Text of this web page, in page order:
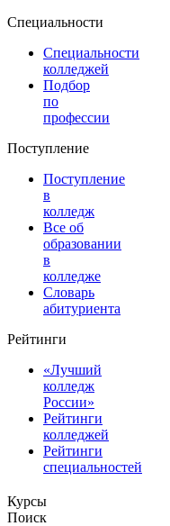
Специальности
Специальности
колледжей
Подбор
по
профессии
Поступление
Поступление
в
колледж
Все об
образовании
в
колледже
Словарь
абитуриента
Рейтинги
«Лучший
колледж
России»
Рейтинги
колледжей
Рейтинги
специальностей
Курсы
Поиск